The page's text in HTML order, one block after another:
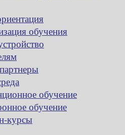
обучения
обучение
обучение
курсы